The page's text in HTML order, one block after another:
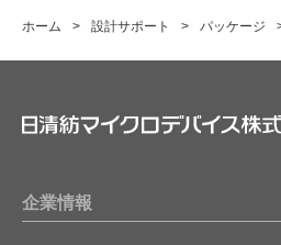
ホーム 設計サポート パッケージ
企業情報